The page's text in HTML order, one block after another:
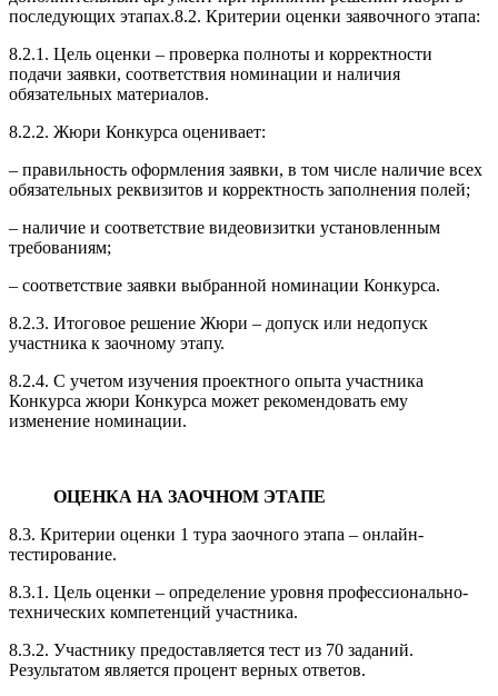
последующих этапах.8.2. Критерии оценки заявочного этапа:
8.2.1. Цель оценки – проверка полноты и корректности
подачи заявки, соответствия номинации и наличия
обязательных материалов.
8.2.2. Жюри Конкурса оценивает:
– правильность оформления заявки, в том числе наличие всех
обязательных реквизитов и корректность заполнения полей;
– наличие и соответствие видеовизитки установленным
требованиям;
– соответствие заявки выбранной номинации Конкурса.
8.2.3. Итоговое решение Жюри – допуск или недопуск
участника к заочному этапу.
8.2.4. С учетом изучения проектного опыта участника
Конкурса жюри Конкурса может рекомендовать ему
изменение номинации.
ОЦЕНКА НА ЗАОЧНОМ ЭТАПЕ
8.3. Критерии оценки 1 тура заочного этапа – онлайн-
тестирование.
8.3.1. Цель оценки – определение уровня профессионально-
технических компетенций участника.
8.3.2. Участнику предоставляется тест из 70 заданий.
Результатом является процент верных ответов.